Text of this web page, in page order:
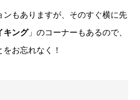
ンもありますが、そのすぐ横に先
キング」のコーナーもあるので、
お忘れなく！